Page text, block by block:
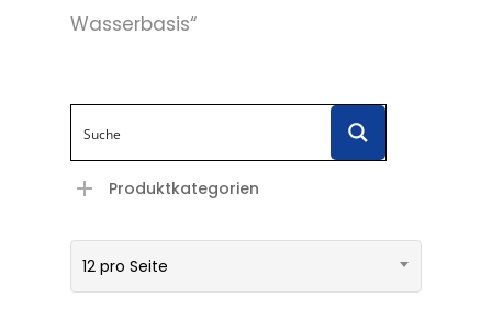
Wasserbasis“
Produktkategorien
12 pro Seite